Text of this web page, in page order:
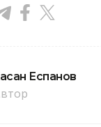
Еспанов